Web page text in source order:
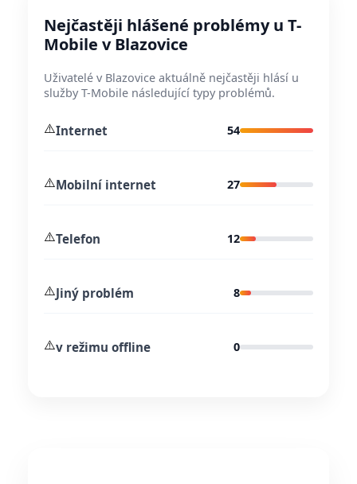
Nejčastěji hlášené problémy u T-
Mobile v Blazovice
Uživatelé v Blazovice aktuálně nejčastěji hlásí u
služby T-Mobile následující typy problémů.
⚠️Internet 54
⚠️Mobilní internet 27
⚠️Telefon 12
⚠️Jiný problém 8
⚠️v režimu offline 0